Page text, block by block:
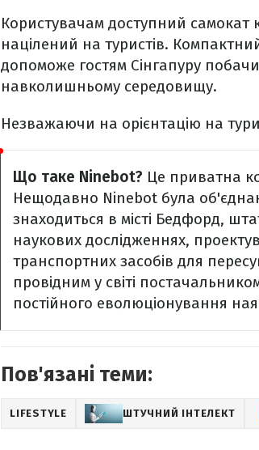
Користувачам доступний самокат
націлений на туристів.
допоможе гостям Сінгапуру
навколишньому середовищу.
Незважаючи на орієнтацію на
Що таке Ninebot? Це приватна
Нещодавно Ninebot була
знаходиться в місті Бедфорд,
наукових дослідженнях,
транспортних засобів для
провідним у світі
постійного еволюціонування
Пов'язані теми:
LIFESTYLE ШТУЧНИЙ ІНТЕЛЕКТ